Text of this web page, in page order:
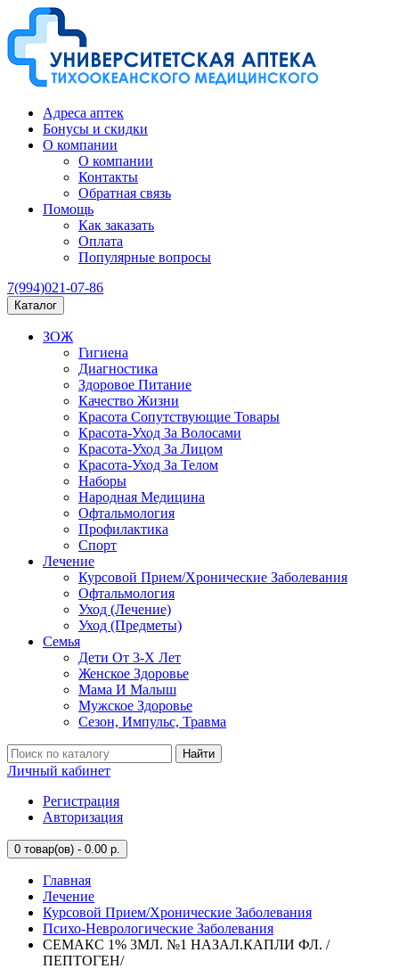
Адреса аптек
Бонусы и скидки
О компании
О компании
Контакты
Обратная связь
Помощь
Как заказать
Оплата
Популярные вопросы
7(994)021-07-86
Каталог
ЗОЖ
Гигиена
Диагностика
Здоровое Питание
Качество Жизни
Красота Сопутствующие Товары
Красота-Уход За Волосами
Красота-Уход За Лицом
Красота-Уход За Телом
Наборы
Народная Медицина
Офтальмология
Профилактика
Спорт
Лечение
Курсовой Прием/Хронические Заболевания
Офтальмология
Уход (Лечение)
Уход (Предметы)
Семья
Дети От 3-Х Лет
Женское Здоровье
Мама И Малыш
Мужское Здоровье
Сезон, Импульс, Травма
Найти
Личный кабинет
Регистрация
Авторизация
0 товар(ов) - 0.00 р.
Главная
Лечение
Курсовой Прием/Хронические Заболевания
Психо-Неврологические Заболевания
СЕМАКС 1% 3МЛ. №1 НАЗАЛ.КАПЛИ ФЛ. /
ПЕПТОГЕН/